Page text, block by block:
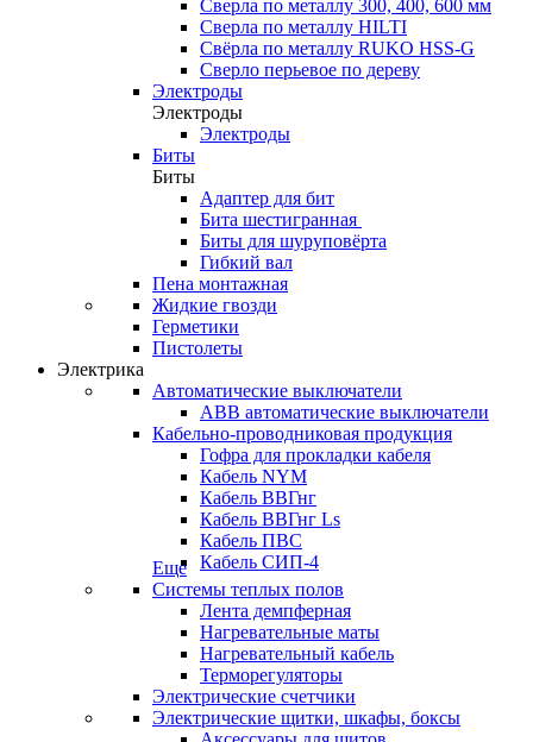
Сверла по металлу 300, 400, 600 мм
Сверла по металлу HILTI
Свёрла по металлу RUKO HSS-G
Сверло перьевое по дереву
Электроды
Электроды
Электроды
Биты
Биты
Адаптер для бит
Бита шестигранная
Биты для шуруповёрта
Гибкий вал
Пена монтажная
Жидкие гвозди
Герметики
Пистолеты
Электрика
Автоматические выключатели
ABB автоматические выключатели
Кабельно-проводниковая продукция
Гофра для прокладки кабеля
Кабель NYM
Кабель ВВГнг
Кабель ВВГнг Ls
Кабель ПВС
Кабель СИП-4
Еще
Системы теплых полов
Лента демпферная
Нагревательные маты
Нагревательный кабель
Терморегуляторы
Электрические счетчики
Электрические щитки, шкафы, боксы